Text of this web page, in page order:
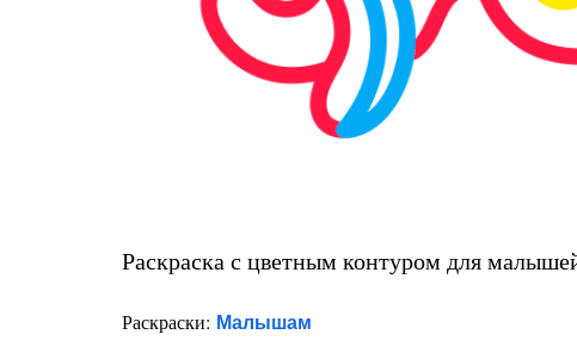
Раскраска с цветным контуром для
Раскраски: Малышам